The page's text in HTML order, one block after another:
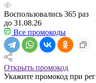
Воспользовались 365 раз
до 31.08.26
Все промокоды
Открыть промокод
Укажите промокод при